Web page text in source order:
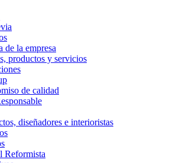
de la empresa
productos y servicios
de calidad
diseñadores e interioristas
Reformista